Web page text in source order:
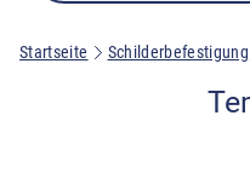
Startseite Schilderbefestigung